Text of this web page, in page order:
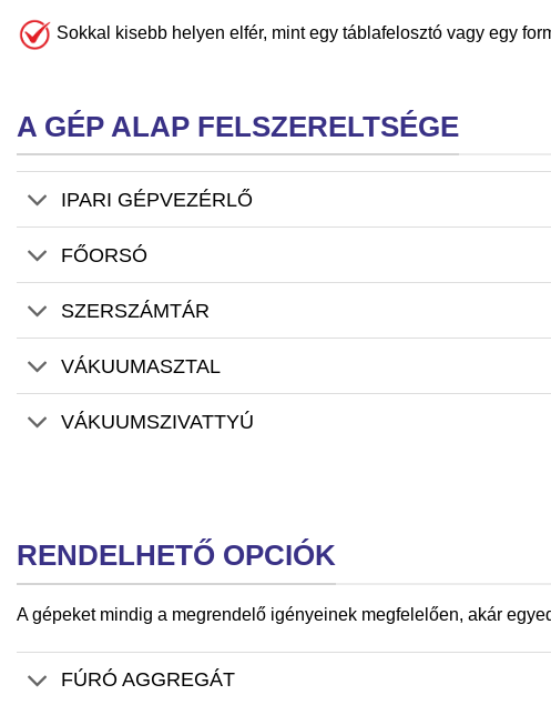
Sokkal kisebb helyen elfér, mint egy táblafelosztó vagy egy
A GÉP ALAP FELSZERELTSÉGE
IPARI GÉPVEZÉRLŐ
FŐORSÓ
SZERSZÁMTÁR
VÁKUUMASZTAL
VÁKUUMSZIVATTYÚ
RENDELHETŐ OPCIÓK
A gépeket mindig a megrendelő igényeinek megfelelően, akár
FÚRÓ AGGREGÁT